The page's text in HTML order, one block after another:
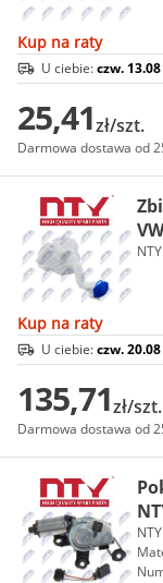
Kup na raty
U ciebie:czw. 13.08
25,41zł/szt.
Darmowa dostawa od
Kup na raty
U ciebie:czw. 20.08
135,71zł/szt.
Darmowa dostawa od